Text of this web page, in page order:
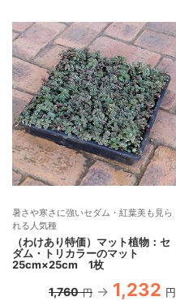
暑さや寒さに強いセダム・紅葉美も見ら
れる人気種
（わけあり特価）マット植物：セ
ダム・トリカラーのマット
25cm×25cm 1枚
1,760 円 1,232 円